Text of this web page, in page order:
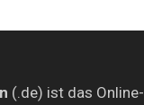
(.de) ist das Online-